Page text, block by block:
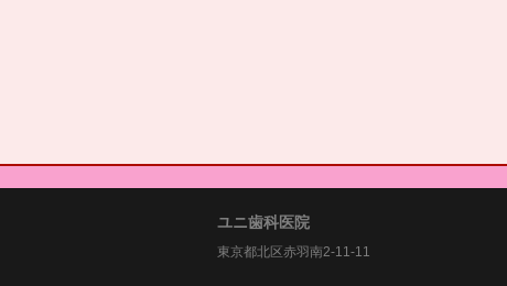
ユニ歯科医院
東京都北区赤羽南2-11-11